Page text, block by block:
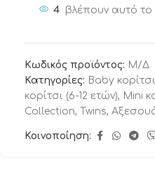
4 βλέπουν αυτό
Κωδικός προϊόντος: Μ/Δ
Κατηγορίες: Baby
κορίτσι (6-12 ετών), Mini
Collection, Twins,
Κοινοποίηση: